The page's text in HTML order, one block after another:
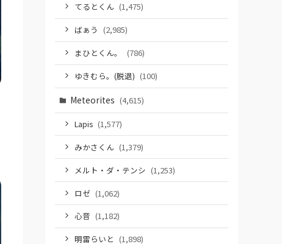
てるとくん (1,475)
ばぁう (2,985)
まひとくん。
(786)
ゆきむら。(脱退) (100)
Meteorites (4,615)
Lapis (1,577)
みかさくん (1,379)
メルト・ダ・テンシ (1,253)
ロゼ (1,062)
心音 (1,182)
明雷らいと (1,898)